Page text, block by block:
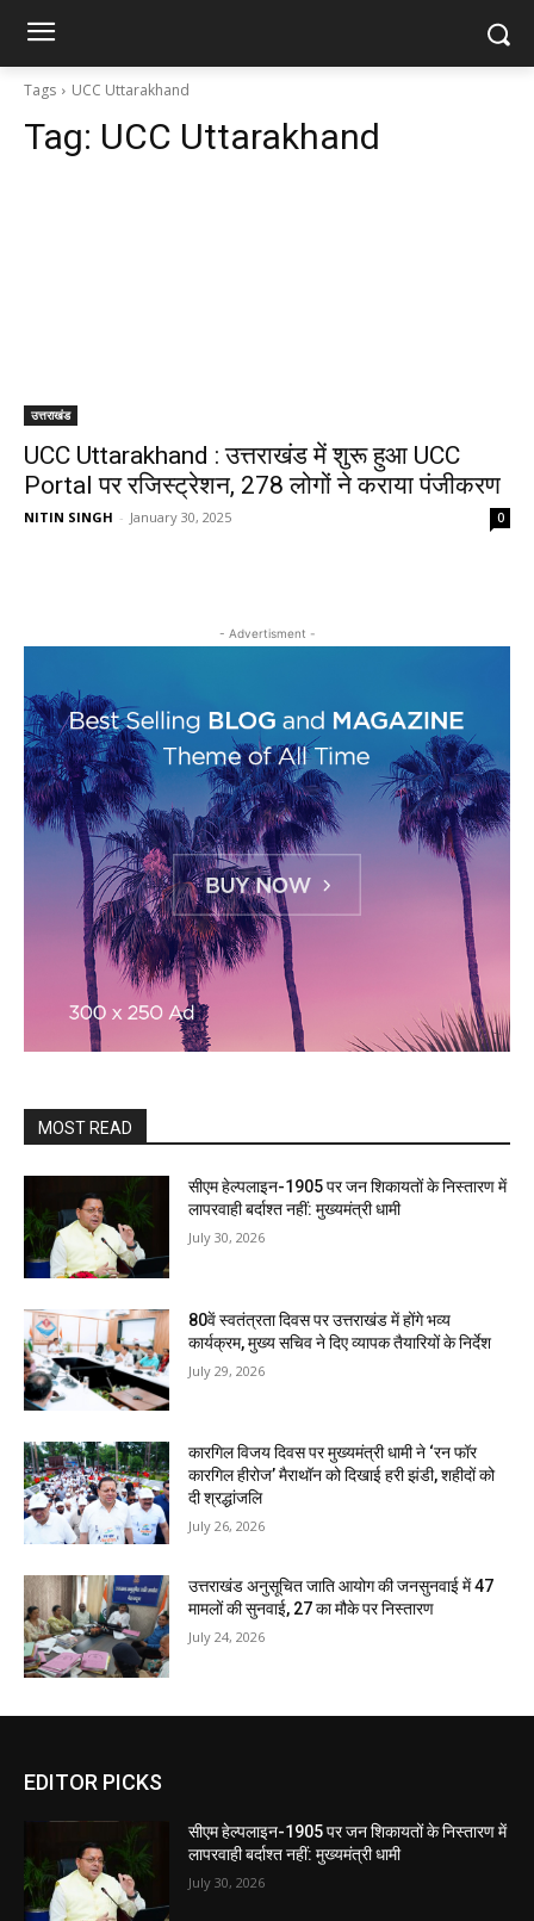
Tags UCC Uttarakhand
Tag: UCC Uttarakhand
उत्तराखंड
UCC Uttarakhand : उत्तराखंड में शुरू हुआ UCC
Portal पर रजिस्ट्रेशन, 278 लोगों ने कराया पंजीकरण
NITIN SINGH - January 30, 2025 0
- Advertisment -
MOST READ
सीएम हेल्पलाइन-1905 पर जन शिकायतों के निस्तारण में
लापरवाही बर्दाश्त नहीं: मुख्यमंत्री धामी
July 30, 2026
80वें स्वतंत्रता दिवस पर उत्तराखंड में होंगे भव्य
कार्यक्रम, मुख्य सचिव ने दिए व्यापक तैयारियों के निर्देश
July 29, 2026
कारगिल विजय दिवस पर मुख्यमंत्री धामी ने ‘रन फॉर
कारगिल हीरोज’ मैराथॉन को दिखाई हरी झंडी, शहीदों को
दी श्रद्धांजलि
July 26, 2026
उत्तराखंड अनुसूचित जाति आयोग की जनसुनवाई में 47
मामलों की सुनवाई, 27 का मौके पर निस्तारण
July 24, 2026
EDITOR PICKS
सीएम हेल्पलाइन-1905 पर जन शिकायतों के निस्तारण में
लापरवाही बर्दाश्त नहीं: मुख्यमंत्री धामी
July 30, 2026